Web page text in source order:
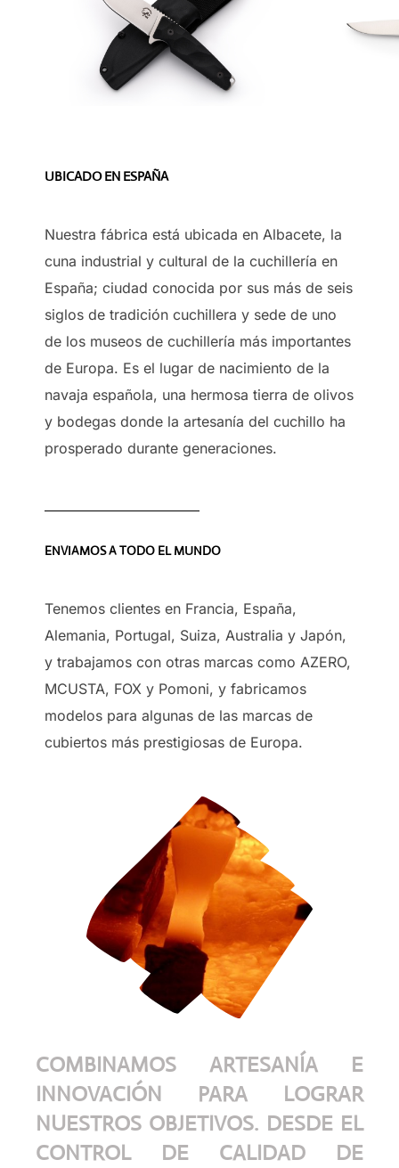
UBICADO EN ESPAÑA
Nuestra fábrica está ubicada en Albacete, la
cuna industrial y cultural de la cuchillería en
España; ciudad conocida por sus más de seis
siglos de tradición cuchillera y sede de uno
de los museos de cuchillería más importantes
de Europa. Es el lugar de nacimiento de la
navaja española, una hermosa tierra de olivos
y bodegas donde la artesanía del cuchillo ha
prosperado durante generaciones.
ENVIAMOS A TODO EL MUNDO
Tenemos clientes en Francia, España,
Alemania, Portugal, Suiza, Australia y Japón,
y trabajamos con otras marcas como AZERO,
MCUSTA, FOX y Pomoni, y fabricamos
modelos para algunas de las marcas de
cubiertos más prestigiosas de Europa.
COMBINAMOS ARTESANÍA E
INNOVACIÓN PARA LOGRAR
NUESTROS OBJETIVOS. DESDE EL
CONTROL DE CALIDAD DE